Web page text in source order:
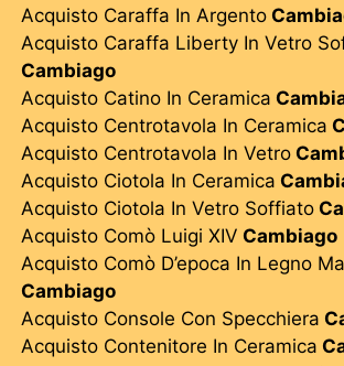
Acquisto Caraffa In Argento
Acquisto Caraffa Liberty In Vetro
Cambiago
Acquisto Catino In Ceramica
Acquisto Centrotavola In Ceramica
Acquisto Centrotavola In Vetro
Acquisto Ciotola In Ceramica
Acquisto Ciotola In Vetro Soffiato
Acquisto Comò Luigi XIV Cambiago
Acquisto Comò D’epoca In Legno
Cambiago
Acquisto Console Con Specchiera
Acquisto Contenitore In Ceramica